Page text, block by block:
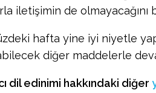
iletişimin de olmayacağını
hafta yine iyi niyetle
diğer maddelerle
dil edinimi hakkındaki diğer